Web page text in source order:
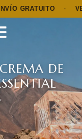
GRATUITO ·
DE